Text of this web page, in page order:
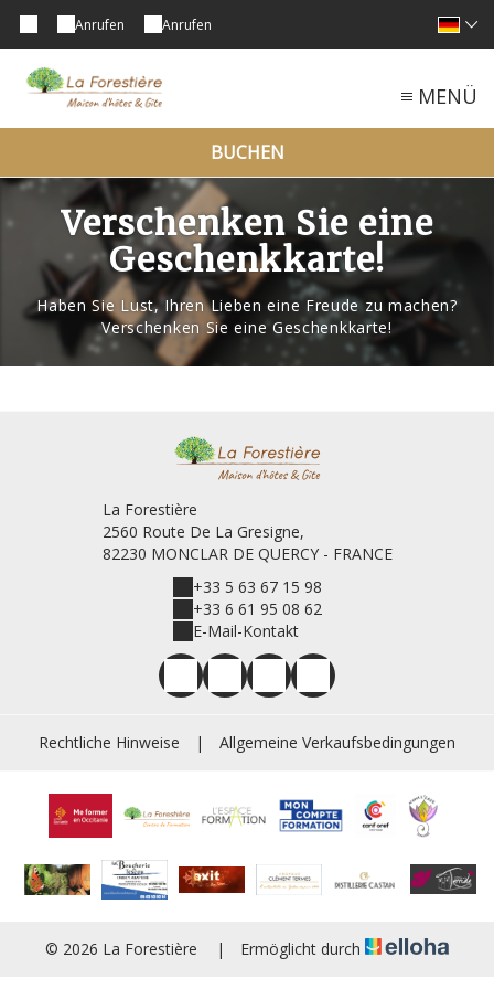
Anrufen Anrufen
MENÜ
BUCHEN
Verschenken Sie eine
Geschenkkarte!
Haben Sie Lust, Ihren Lieben eine Freude zu machen?
Verschenken Sie eine Geschenkkarte!
La Forestière
2560 Route De La Gresigne,
82230 MONCLAR DE QUERCY - FRANCE
+33 5 63 67 15 98
+33 6 61 95 08 62
E-Mail-Kontakt
Rechtliche Hinweise | Allgemeine Verkaufsbedingungen
© 2026 La Forestière | Ermöglicht durch